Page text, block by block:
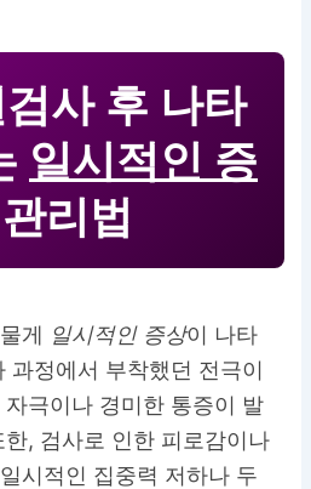
사 후 나타
일시적인 증
리법
게 일시적인 증상이 나타
과정에서 부착했던 전극이
극이나 경미한 통증이 발
, 검사로 인한 피로감이나
시적인 집중력 저하나 두